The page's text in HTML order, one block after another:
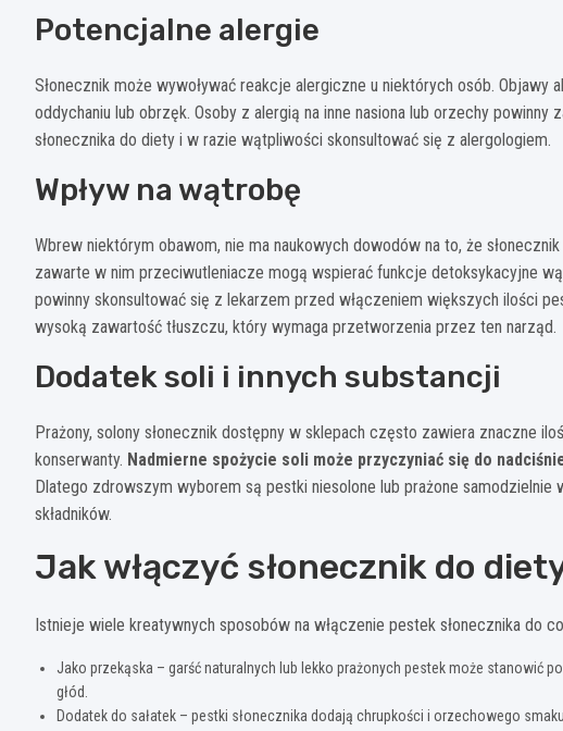
Potencjalne alergie
Słonecznik może wywoływać reakcje alergiczne u niektórych osób.
oddychaniu lub obrzęk. Osoby z alergią na inne nasiona lub orzechy
słonecznika do diety i w razie wątpliwości skonsultować się z alergologiem.
Wpływ na wątrobę
Wbrew niektórym obawom, nie ma naukowych dowodów na to, że
zawarte w nim przeciwutleniacze mogą wspierać funkcje detoksykacyjne
powinny skonsultować się z lekarzem przed włączeniem większych ilości
wysoką zawartość tłuszczu, który wymaga przetworzenia przez ten narząd.
Dodatek soli i innych substancji
Prażony, solony słonecznik dostępny w sklepach często zawiera znaczne
konserwanty. Nadmierne spożycie soli może przyczyniać się do
Dlatego zdrowszym wyborem są pestki niesolone lub prażone samodzielnie
składników.
Jak włączyć słonecznik do
Istnieje wiele kreatywnych sposobów na włączenie pestek słonecznika do
Jako przekąska – garść naturalnych lub lekko prażonych pestek może stanowić
głód.
Dodatek do sałatek – pestki słonecznika dodają chrupkości i orzechowego